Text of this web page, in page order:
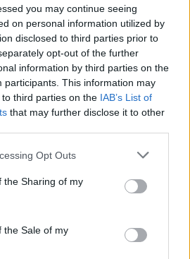
you may continue seeing
on personal information utilized by
disclosed to third parties prior to
opt-out of the further
information by third parties on the
participants. This information may
third parties on the IAB’s List of
that may further disclose it to other
Opt Outs
the Sharing of my
the Sale of my
per commentare questo
articolo.
mostrata ai visitatori. Il contenuto di questo
e non rappresenta la linea editoriale
ma post inviati dai singoli lettori che
pubblicati senza filtro preventivo. I commenti
esterni verranno rimossi in automatico dal